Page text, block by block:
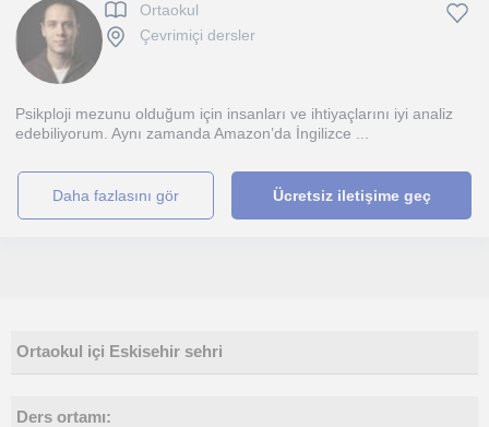
Ortaokul
Çevrimiçi dersler
Psikploji mezunu olduğum için insanları ve ihtiyaçlarını iyi analiz
edebiliyorum. Aynı zamanda Amazon’da İngilizce ...
daha fazlasını gör Ücretsiz iletişime geç
Ortaokul içi Eskisehir sehri
Ders ortamı: